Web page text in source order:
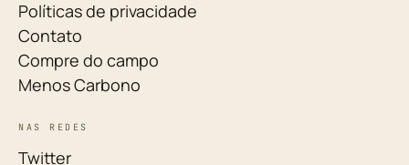
Políticas de privacidade
Contato
Compre do campo
Menos Carbono
NAS REDES
Twitter